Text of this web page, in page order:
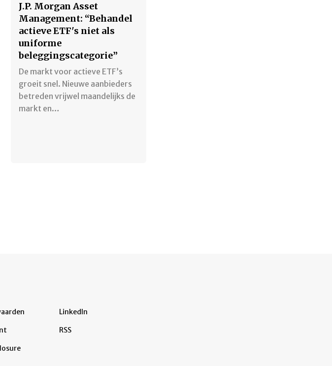
J.P. Morgan Asset
Management: “Behandel
actieve ETF's niet als
uniforme
beleggingscategorie”
De markt voor actieve ETF’s
groeit snel. Nieuwe aanbieders
betreden vrijwel maandelijks de
markt en…
LinkedIn
RSS